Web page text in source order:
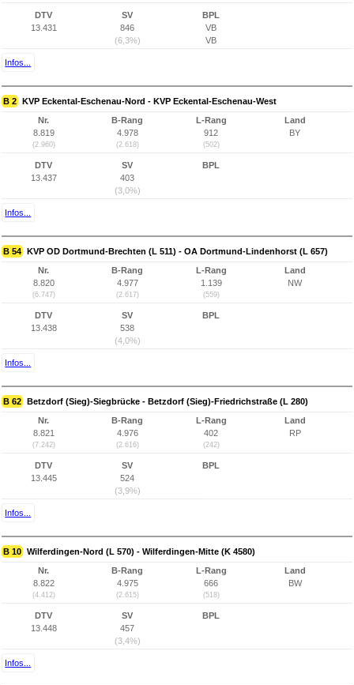
DTV
13.431
SV
846
(6,3%)
BPL
VB
VB
Infos...
B 2 KVP Eckental-Eschenau-Nord - KVP Eckental-Eschenau-West
Nr.
8.819
(2.960)
B-Rang
4.978
(2.618)
L-Rang
912
(502)
Land
BY
DTV
13.437
SV
403
(3,0%)
BPL
Infos...
B 54 KVP OD Dortmund-Brechten (L 511) - OA Dortmund-Lindenhorst (L 657)
Nr.
8.820
(6.747)
B-Rang
4.977
(2.617)
L-Rang
1.139
(559)
Land
NW
DTV
13.438
SV
538
(4,0%)
BPL
Infos...
B 62 Betzdorf (Sieg)-Siegbrücke - Betzdorf (Sieg)-Friedrichstraße (L 280)
Nr.
8.821
(7.242)
B-Rang
4.976
(2.616)
L-Rang
402
(242)
Land
RP
DTV
13.445
SV
524
(3,9%)
BPL
Infos...
B 10 Wilferdingen-Nord (L 570) - Wilferdingen-Mitte (K 4580)
Nr.
8.822
(4.412)
B-Rang
4.975
(2.615)
L-Rang
666
(518)
Land
BW
DTV
13.448
SV
457
(3,4%)
BPL
Infos...